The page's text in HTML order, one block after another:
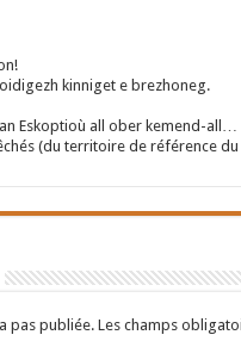
kinniget e brezhoneg.
Eskoptioù all ober kemend-all…
(du territoire de référence
pas publiée. Les champs